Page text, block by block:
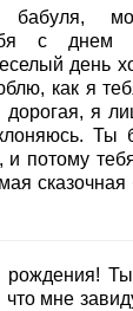
с
день
как я
дорогая, я
Ты
и потому
рождения!
мне